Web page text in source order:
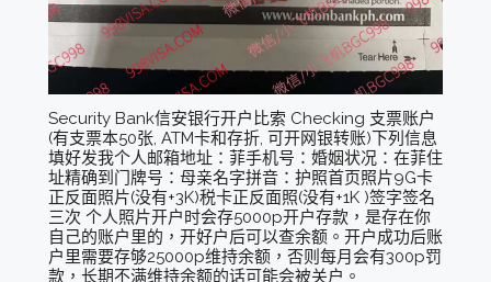
Security Bank信安银行开户比索 Checking 支票账户
(有支票本50张, ATM卡和存折, 可开网银转账)下列信息
填好发我个人邮箱地址：菲手机号：婚姻状况：在菲住
址精确到门牌号：母亲名字拼音：护照首页照片9G卡
正反面照片(没有+3K)税卡正反面照(没有+1K )签字签名
三次 个人照片开户时会存5000p开户存款，是存在你
自己的账户里的，开好户后可以查余额。开户成功后账
户里需要存够25000p维持余额，否则每月会有300p罚
款，长期不满维持余额的话可能会被关户。